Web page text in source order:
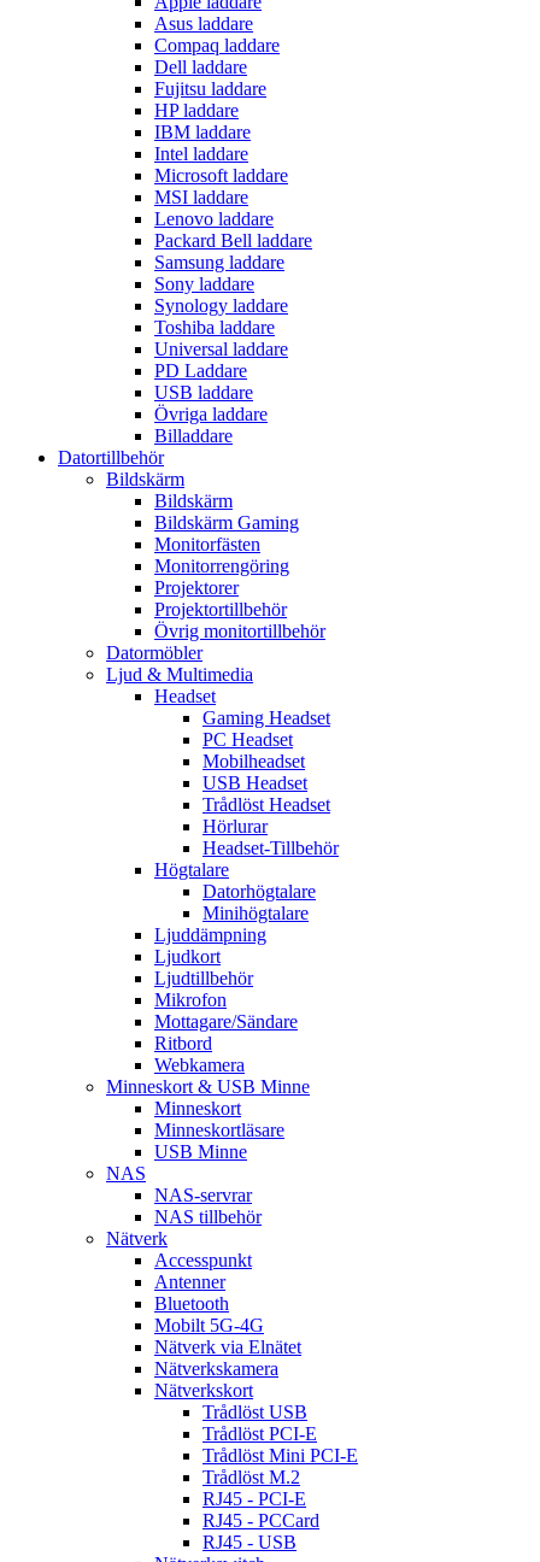
Asus laddare
Compaq laddare
Dell laddare
Fujitsu laddare
HP laddare
IBM laddare
Intel laddare
Microsoft laddare
MSI laddare
Lenovo laddare
Packard Bell laddare
Samsung laddare
Sony laddare
Synology laddare
Toshiba laddare
Universal laddare
PD Laddare
USB laddare
Övriga laddare
Billaddare
Datortillbehör
Bildskärm
Bildskärm
Bildskärm Gaming
Monitorfästen
Monitorrengöring
Projektorer
Projektortillbehör
Övrig monitortillbehör
Datormöbler
Ljud & Multimedia
Headset
Gaming Headset
PC Headset
Mobilheadset
USB Headset
Trådlöst Headset
Hörlurar
Headset-Tillbehör
Högtalare
Datorhögtalare
Minihögtalare
Ljuddämpning
Ljudkort
Ljudtillbehör
Mikrofon
Mottagare/Sändare
Ritbord
Webkamera
Minneskort & USB Minne
Minneskort
Minneskortläsare
USB Minne
NAS
NAS-servrar
NAS tillbehör
Nätverk
Accesspunkt
Antenner
Bluetooth
Mobilt 5G-4G
Nätverk via Elnätet
Nätverkskamera
Nätverkskort
Trådlöst USB
Trådlöst PCI-E
Trådlöst Mini PCI-E
Trådlöst M.2
RJ45 - PCI-E
RJ45 - PCCard
RJ45 - USB